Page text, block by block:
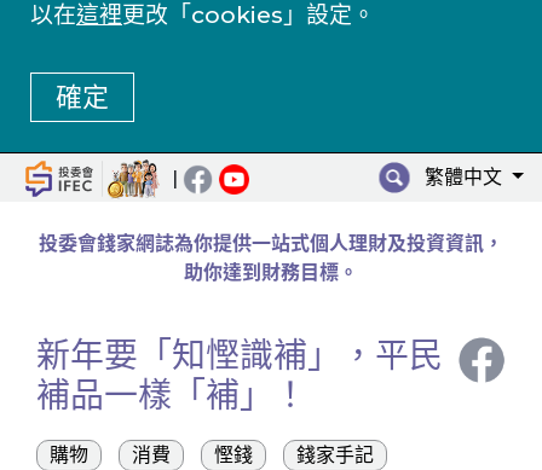
以在這裡更改「cookies」設定。
確定
| 繁體中文
投委會錢家網誌為你提供一站式個人理財及投資資訊，
助你達到財務目標。
新年要「知慳識補」，平民
補品一樣「補」！
購物 消費 慳錢 錢家手記